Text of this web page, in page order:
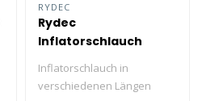
RYDEC
Rydec
Inflatorschlauch
Schwarz
Inflatorschlauch in
verschiedenen Längen